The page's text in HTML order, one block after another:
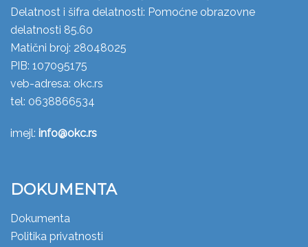
Delatnost i šifra delatnosti: Pomoćne obrazovne
delatnosti 85.60
Matični broj: 28048025
PIB: 107095175
veb-adresa: okc.rs
tel: 0638866534
imejl: info@okc.rs
DOKUMENTA
Dokumenta
Politika privatnosti